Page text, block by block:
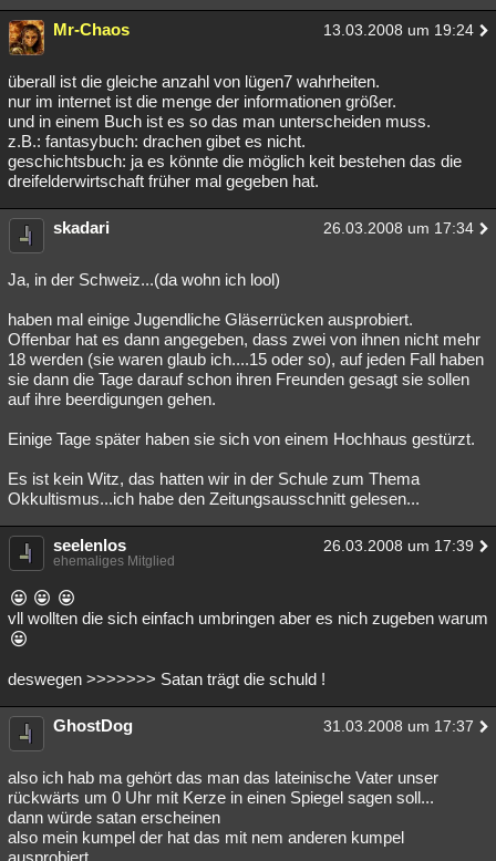
Mr-Chaos 13.03.2008 um 19:24
überall ist die gleiche anzahl von lügen7 wahrheiten.
nur im internet ist die menge der informationen größer.
und in einem Buch ist es so das man unterscheiden muss.
z.B.: fantasybuch: drachen gibet es nicht.
geschichtsbuch: ja es könnte die möglich keit bestehen das die
dreifelderwirtschaft früher mal gegeben hat.
skadari 26.03.2008 um 17:34
Ja, in der Schweiz...(da wohn ich lool)
haben mal einige Jugendliche Gläserrücken ausprobiert.
Offenbar hat es dann angegeben, dass zwei von ihnen nicht mehr
18 werden (sie waren glaub ich....15 oder so), auf jeden Fall haben
sie dann die Tage darauf schon ihren Freunden gesagt sie sollen
auf ihre beerdigungen gehen.
Einige Tage später haben sie sich von einem Hochhaus gestürzt.
Es ist kein Witz, das hatten wir in der Schule zum Thema
Okkultismus...ich habe den Zeitungsausschnitt gelesen...
seelenlos 26.03.2008 um 17:39
ehemaliges Mitglied
vll wollten die sich einfach umbringen aber es nich zugeben warum
deswegen >>>>>>> Satan trägt die schuld !
GhostDog 31.03.2008 um 17:37
also ich hab ma gehört das man das lateinische Vater unser
rückwärts um 0 Uhr mit Kerze in einen Spiegel sagen soll...
dann würde satan erscheinen
also mein kumpel der hat das mit nem anderen kumpel
ausprobiert